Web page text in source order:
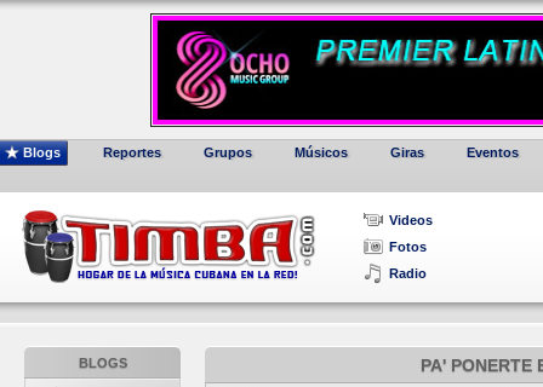
Blogs Reportes Grupos Músicos Giras Eventos
Videos
Fotos
Radio
BLOGS PA' PONERTE